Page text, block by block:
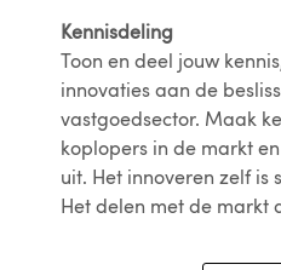
Kennisdeling
Toon en deel jouw
innovaties aan de
vastgoedsector. Maak
koplopers in de markt
uit. Het innoveren zelf is
Het delen met de markt